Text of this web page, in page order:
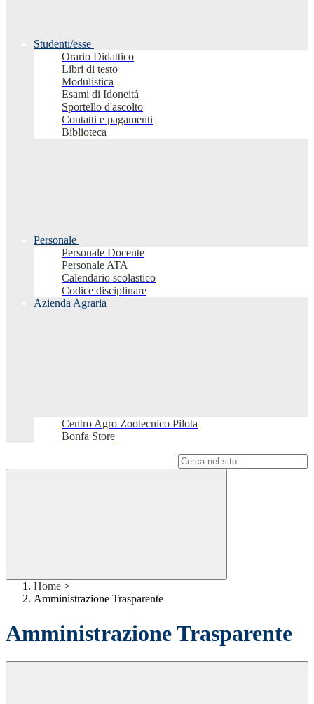
Studenti/esse
Orario Didattico
Libri di testo
Modulistica
Esami di Idoneità
Sportello d'ascolto
Contatti e pagamenti
Biblioteca
Personale
Personale Docente
Personale ATA
Calendario scolastico
Codice disciplinare
Azienda Agraria
Centro Agro Zootecnico Pilota
Bonfa Store
Home >
Amministrazione Trasparente
Amministrazione Trasparente